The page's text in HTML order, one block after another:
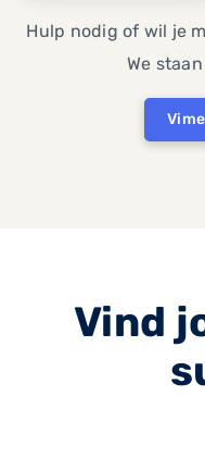
Hulp nodig of wil je
We
Vind